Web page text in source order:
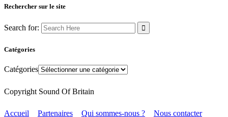
Rechercher sur le site
Search for:
Catégories
Catégories
Copyright Sound Of Britain
Accueil Partenaires Qui sommes-nous ? Nous contacter